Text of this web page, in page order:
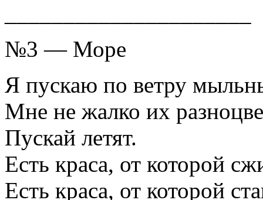
№3 — Море
Я пускаю по ветру
Мне не жалко их
Пускай летят.
Есть краса, от которой
Есть краса, от которой